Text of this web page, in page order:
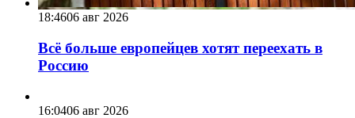
18:4606 авг 2026
Всё больше европейцев хотят переехать в
Россию
16:0406 авг 2026